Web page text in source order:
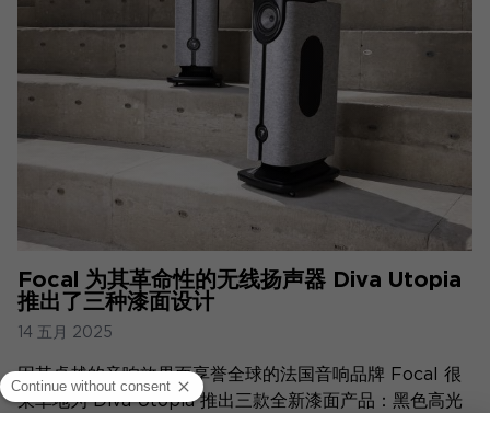
Focal 为其革命性的无线扬声器 Diva Utopia
推出了三种漆面设计
14 五月 2025
因其卓越的音响效果而享誉全球的法国音响品牌 Focal 很
荣幸地为 Diva Utopia 推出三款全新漆面产品：黑色高光